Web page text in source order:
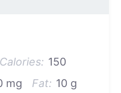
Calories: 150
mg Fat: 10 g